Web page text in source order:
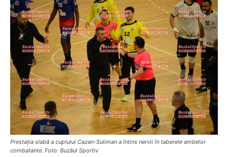
Prestaţia slabă a cuplului Cazan-Suliman a întins nervii în taberele ambelor
combatante. Foto: Buzăul Sportiv